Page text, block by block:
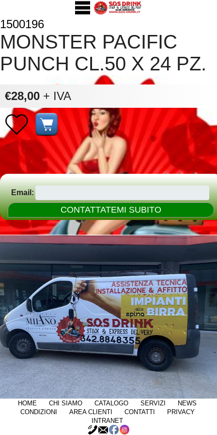
1500196
MONSTER PACIFIC
PUNCH CL.50 X 24 PZ.
€28,00 + IVA
Email:
HOME CHI SIAMO CATALOGO SERVIZI
NEWS
CONDIZIONI
AREA CLIENTI CONTATTI
PRIVACY
INTRANET